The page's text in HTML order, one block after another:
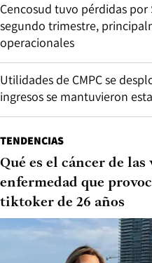
Cencosud tuvo pérdidas
segundo trimestre,
operacionales
Utilidades de CMPC se
ingresos se mantuvieron
TENDENCIAS
Qué es el cáncer de
enfermedad que
tiktoker de 26 años